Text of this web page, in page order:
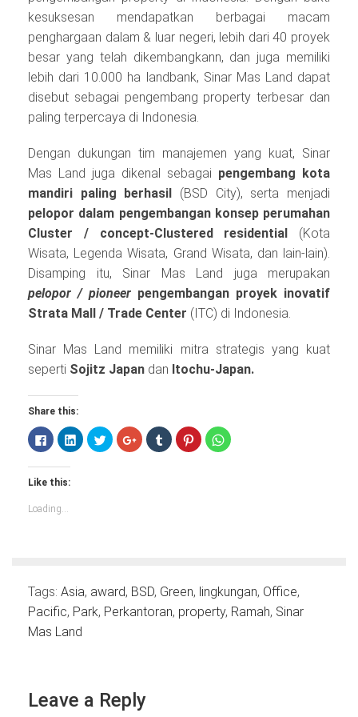
kesuksesan mendapatkan berbagai macam
penghargaan dalam & luar negeri, lebih dari 40 proyek
besar yang telah dikembangkann, dan juga memiliki
lebih dari 10.000 ha landbank, Sinar Mas Land dapat
disebut sebagai pengembang property terbesar dan
paling terpercaya di Indonesia.
Dengan dukungan tim manajemen yang kuat, Sinar
Mas Land juga dikenal sebagai pengembang kota
mandiri paling berhasil
(BSD City), serta menjadi
pelopor dalam pengembangan konsep perumahan
Cluster / concept-Clustered residential
(Kota
Wisata, Legenda Wisata, Grand Wisata, dan lain-lain).
Disamping itu, Sinar Mas Land juga merupakan
pelopor / pioneer pengembangan proyek inovatif
Strata Mall / Trade Center (ITC) di Indonesia.
Sinar Mas Land memiliki mitra strategis yang kuat
seperti Sojitz Japan dan Itochu-Japan.
Share this:
Click
to
share
on
Facebook
(Opens
new
window)
Click
to
share
Click
to
share
Click
to
share
Click
to
share
Click
to
share
Click
to
Like this:
Loading...
Tags: Asia, award, BSD, Green, lingkungan, Office,
Pacific, Park, Perkantoran, property, Ramah, Sinar
Mas Land
Leave a Reply